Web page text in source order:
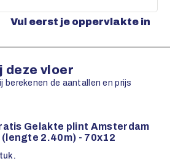
Vul eerst je oppervlakte in
deze vloer
berekenen de aantallen en prijs
Gelakte plint Amsterdam
(lengte 2.40m) - 70x12